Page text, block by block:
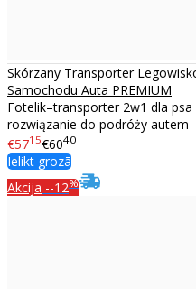
Skórzany Transporter
Samochodu Auta PREMIUM
Fotelik–transporter 2w1 dla
rozwiązanie do podróży autem
€5715€6040
Ielikt grozā
Akcija --12%